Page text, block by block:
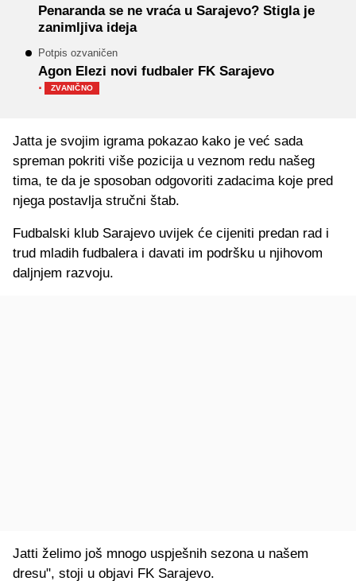
Penaranda se ne vraća u Sarajevo? Stigla je
zanimljiva ideja
Potpis ozvaničen
Agon Elezi novi fudbaler FK Sarajevo
· ZVANIČNO
Jatta je svojim igrama pokazao kako je već sada
spreman pokriti više pozicija u veznom redu našeg
tima, te da je sposoban odgovoriti zadacima koje pred
njega postavlja stručni štab.
Fudbalski klub Sarajevo uvijek će cijeniti predan rad i
trud mladih fudbalera i davati im podršku u njihovom
daljnjem razvoju.
Jatti želimo još mnogo uspješnih sezona u našem
dresu", stoji u objavi FK Sarajevo.